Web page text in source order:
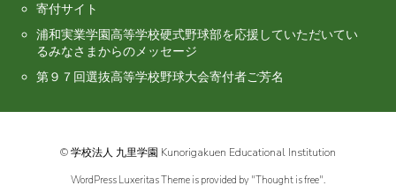
寄付サイト
浦和実業学園高等学校硬式野球部を応援していただいてい
るみなさまからのメッセージ
第９７回選抜高等学校野球大会寄付者ご芳名
©学校法人 九里学園 Kunorigakuen Educational Institution
WordPress Luxeritas Theme is provided by "Thought is free".